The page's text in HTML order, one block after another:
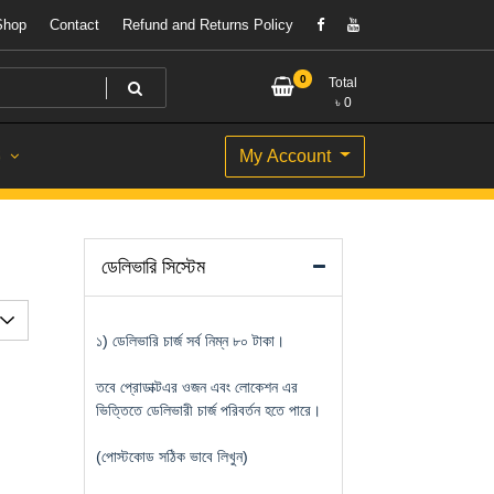
Contact Refund and Returns Policy
0
Total
৳ 0
My Account
ডেলিভারি সিস্টেম
১) ডেলিভারি চার্জ সর্ব নিম্ন ৮০ টাকা।
তবে প্রোডাক্টএর ওজন এবং লোকেশন এর
ভিত্তিতে ডেলিভারী চার্জ পরিবর্তন হতে পারে।
(পোস্টকোড সঠিক ভাবে লিখুন)